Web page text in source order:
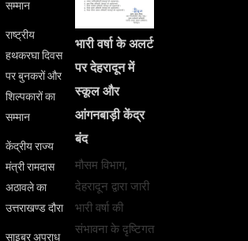
सम्मान
राष्ट्रीय
हथकरघा दिवस
पर बुनकरों और
शिल्पकारों का
सम्मान
केंद्रीय राज्य
मंत्री रामदास
अठावले का
उत्तराखण्ड दौरा
साइबर अपराध
भारी वर्षा के अलर्ट
पर देहरादून में
स्कूल और
आंगनबाड़ी केंद्र
बंद
मौसम विभाग,
देहरादून द्वारा जारी
भारी वर्षा की
संभावना के दृष्टिगत